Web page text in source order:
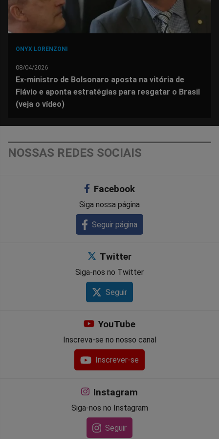
ONYX LORENZONI
08/04/2026
Ex-ministro de Bolsonaro aposta na vitória de
Flávio e aponta estratégias para resgatar o Brasil
(veja o vídeo)
NOSSAS REDES SOCIAIS
Facebook
Siga nossa página
Seguir página
Twitter
Siga-nos no Twitter
Seguir
YouTube
Inscreva-se no nosso canal
Inscrever-se
Instagram
Siga-nos no Instagram
Seguir